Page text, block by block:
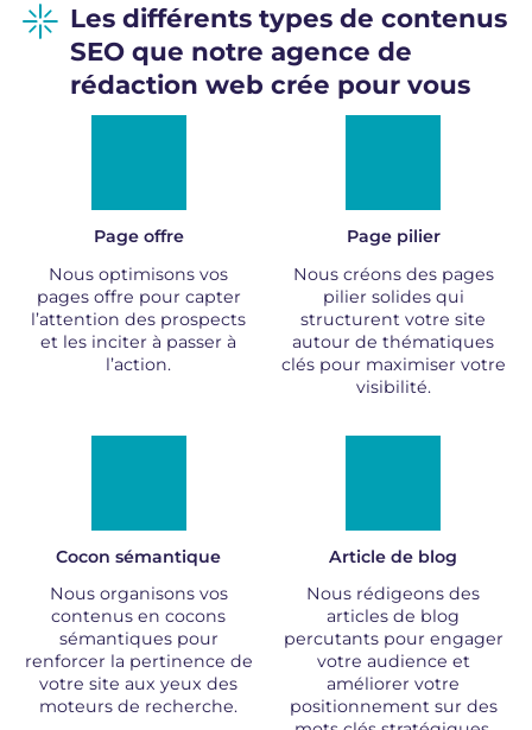
Les différents types de contenus
SEO que notre agence de
rédaction web crée pour vous
Page offre
Nous optimisons vos
pages offre pour capter
l’attention des prospects
et les inciter à passer à
l’action.
Page pilier
Nous créons des pages
pilier solides qui
structurent votre site
autour de thématiques
clés pour maximiser votre
visibilité.
Cocon sémantique
Nous organisons vos
contenus en cocons
sémantiques pour
renforcer la pertinence de
votre site aux yeux des
moteurs de recherche.
Article de blog
Nous rédigeons des
articles de blog
percutants pour engager
votre audience et
améliorer votre
positionnement sur des